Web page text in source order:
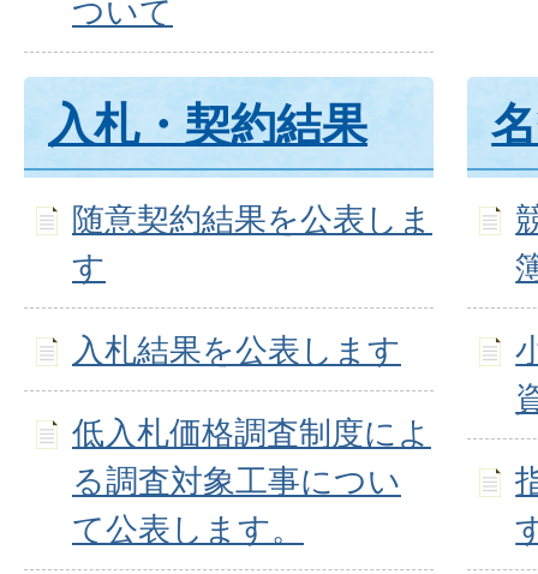
ついて
入札・契約結果
随意契約結果を公表しま
す
入札結果を公表します
低入札価格調査制度によ
る調査対象工事につい
て公表します。